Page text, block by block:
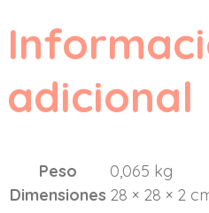
adicional
Peso
0,065 kg
Dimensiones 28 × 28 × 2